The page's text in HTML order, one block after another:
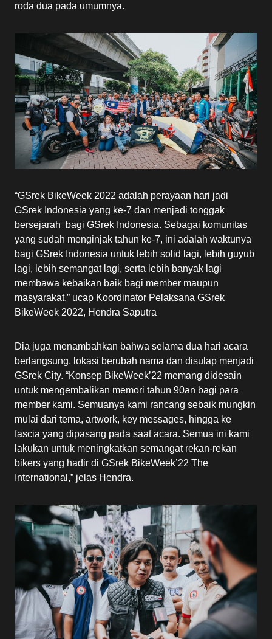
roda dua pada umumnya.
“GSrek BikeWeek 2022 adalah perayaan hari jadi
GSrek Indonesia yang ke-7 dan menjadi tonggak
bersejarah bagi GSrek Indonesia. Sebagai komunitas
yang sudah menginjak tahun ke-7, ini adalah waktunya
bagi GSrek Indonesia untuk lebih solid lagi, lebih guyub
lagi, lebih semangat lagi, serta lebih banyak lagi
membawa kebaikan baik bagi member maupun
masyarakat,” ucap Koordinator Pelaksana GSrek
BikeWeek 2022, Hendra Saputra
Dia juga menambahkan bahwa selama dua hari acara
berlangsung, lokasi berubah nama dan disulap menjadi
GSrek City. “Konsep BikeWeek’22 memang didesain
untuk mengembalikan memori tahun 90an bagi para
member kami. Semuanya kami rancang sebaik mungkin
mulai dari tema, artwork, key messages, hingga ke
fascia yang dipasang pada saat acara. Semua ini kami
lakukan untuk meningkatkan semangat rekan-rekan
bikers yang hadir di GSrek BikeWeek’22 The
International,” jelas Hendra.